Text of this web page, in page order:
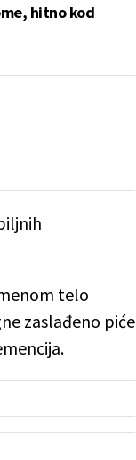
hitno kod
telo
zaslađeno piće